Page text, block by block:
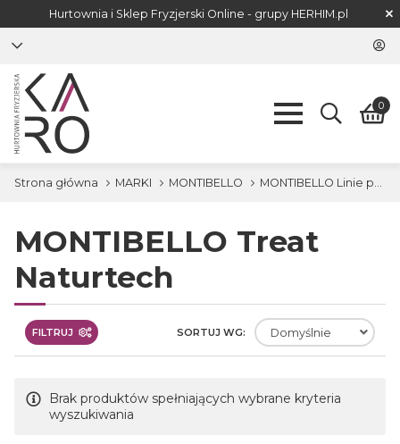
Hurtownia i Sklep Fryzjerski Online - grupy HERHIM.pl
0
Strona główna MARKI MONTIBELLO MONTIBELLO Linie produktowe
MONTIBELLO Treat
Naturtech
FILTRUJ SORTUJ WG: Domyślnie
Brak produktów spełniających wybrane kryteria
wyszukiwania